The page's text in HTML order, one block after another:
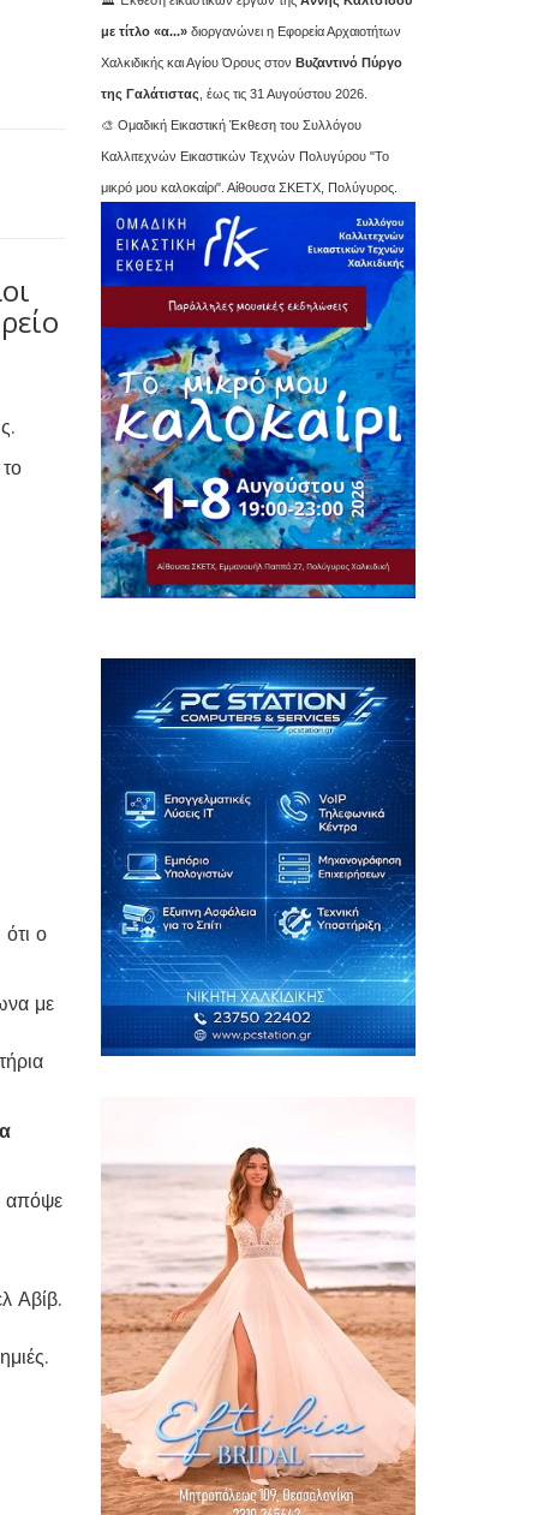
ο
με
απόψε
Αβίβ.
με τίτλο «α...»διοργανώνει η Εφορεία Αρχαιοτήτων
Χαλκιδικής και Αγίου Όρους στον Βυζαντινό Πύργο
της Γαλάτιστας , έως τις 31 Αυγούστου 2026.
🎨 Ομαδική Εικαστική Έκθεση του Συλλόγου
Καλλιτεχνών Εικαστικών Τεχνών Πολυγύρου "Το
μικρό μου καλοκαίρι". Αίθουσα ΣΚΕΤΧ, Πολύγυρος.